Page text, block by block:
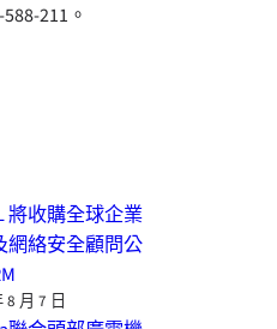
211。
將收購全球企業
網絡安全顧問公
8 月 7 日